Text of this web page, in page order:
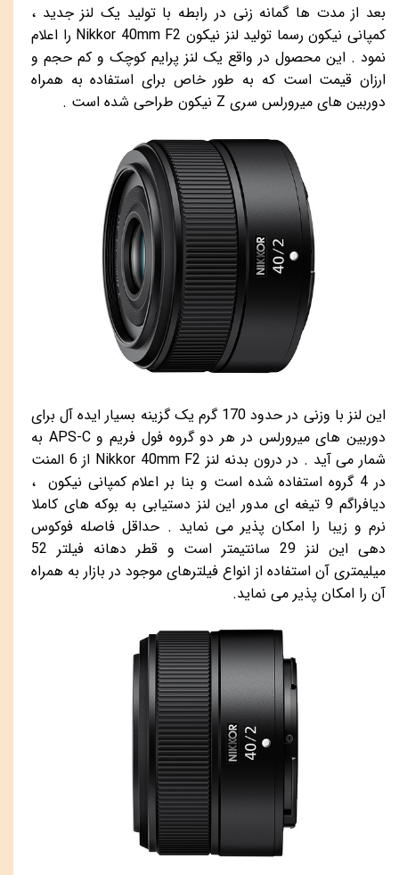
بعد از مدت ها گمانه زنی در رابطه با تولید یک لنز جدید ،
کمپانی نیکون رسما تولید لنز نیکون Nikkor 40mm F2 را اعلام
نمود . این محصول در واقع یک لنز پرایم کوچک و کم حجم و
ارزان قیمت است که به طور خاص برای استفاده به همراه
دوربین های میرورلس سری Z نیکون طراحی شده است .
این لنز با وزنی در حدود 170 گرم یک گزینه بسیار ایده آل برای
دوربین های میرورلس در هر دو گروه فول فریم وAPS-C به
شمار می آید . در درون بدنه لنز Nikkor 40mm F2
از 6 المنت
در 4 گروه استفاده شده است و بنا بر اعلام کمپانی نیکون ،
دیافراگم 9 تیغه ای مدور این لنز دستیابی به بوکه های کاملا
نرم و زیبا را امکان پذیر می نماید . حداقل فاصله فوکوس
دهی این لنز 29 سانتیمتر است و قطر دهانه فیلتر 52
میلیمتری آن استفاده از انواع فیلترهای موجود در بازار به همراه
آن را امکان پذیر می نماید.